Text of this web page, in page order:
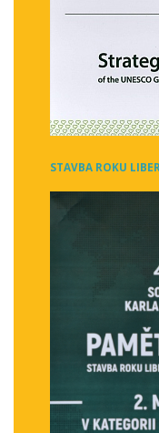
STAVBA ROKU